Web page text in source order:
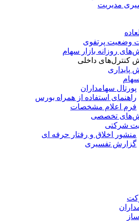
مدیریت
وضعیت پرتفوی
روزانه بازار سهام
کنترل‌های داخلی
پایداری
پورتال سهامداران
راهنمای استفاده از همراه بورس
فرم اعلام مشخصات
تخصصی
شرکتی
منشور اخلاق و رفتار حرفه­ ای
گزارش تفسیری